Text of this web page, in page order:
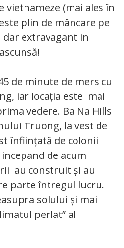
(mai ales în
plin de mâncare pe
extravagant in
de minute de mers cu
iar locația este mai
vedere. Ba Na Hills
Truong, la vest de
înființată de colonii
de acum
au construit și au
parte întregul lucru.
solului și mai
perlat” al